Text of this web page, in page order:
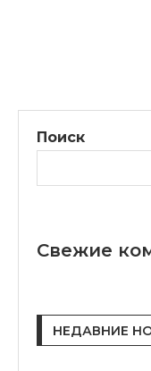
Поиск
Свежие
НЕДАВНИЕ